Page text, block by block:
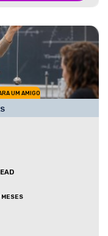
UM AMIGO
MESES